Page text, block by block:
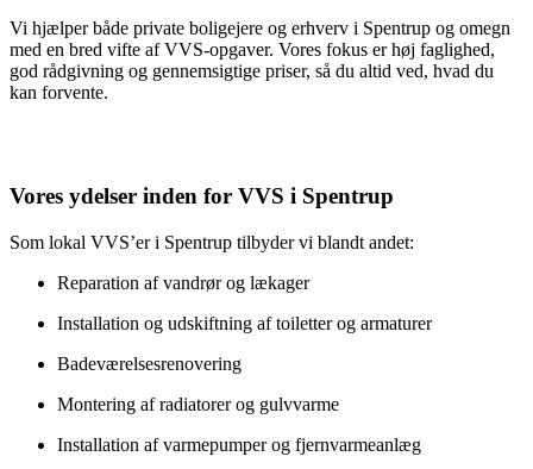
Vi hjælper både private boligejere og erhverv i Spentrup og omegn
med en bred vifte af VVS-opgaver. Vores fokus er høj faglighed,
god rådgivning og gennemsigtige priser, så du altid ved, hvad du
kan forvente.
Vores ydelser inden for VVS i Spentrup
Som lokal VVS’er i Spentrup tilbyder vi blandt andet:
Reparation af vandrør og lækager
Installation og udskiftning af toiletter og armaturer
Badeværelsesrenovering
Montering af radiatorer og gulvvarme
Installation af varmepumper og fjernvarmeanlæg